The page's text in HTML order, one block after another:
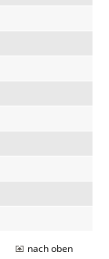
nach oben